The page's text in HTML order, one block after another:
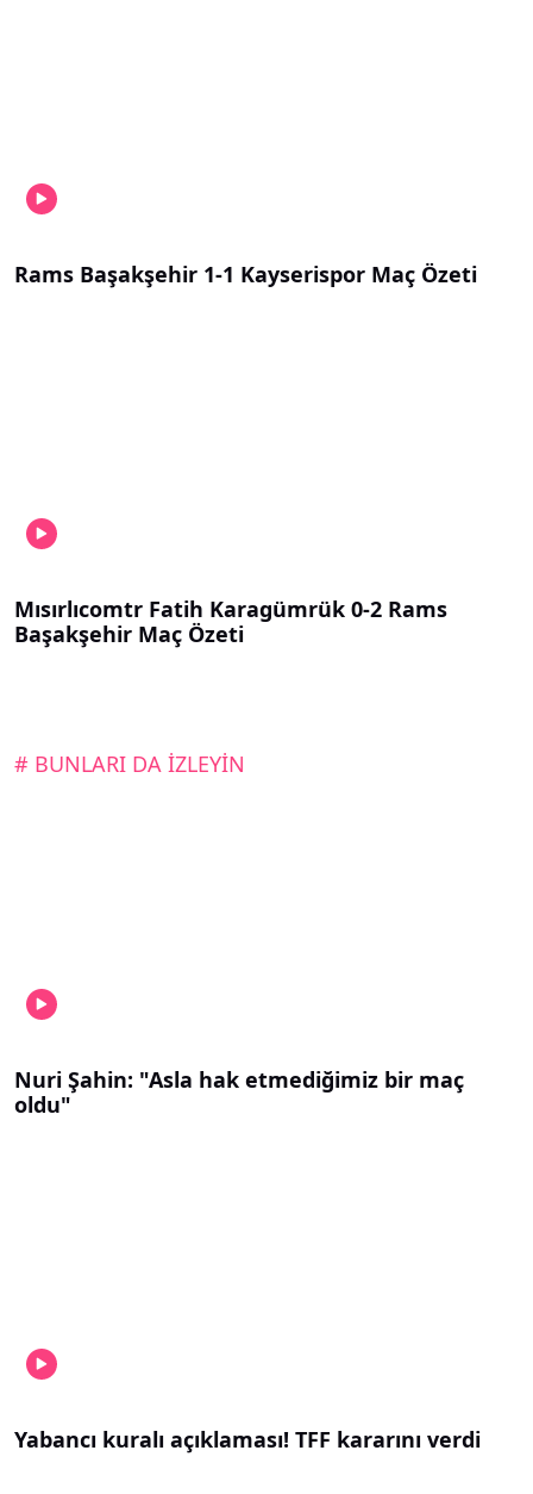
Rams Başakşehir 1-1 Kayserispor Maç Özeti
Mısırlıcomtr Fatih Karagümrük 0-2 Rams
Başakşehir Maç Özeti
# BUNLARI DA İZLEYİN
Nuri Şahin: "Asla hak etmediğimiz bir maç
oldu"
Yabancı kuralı açıklaması! TFF kararını verdi